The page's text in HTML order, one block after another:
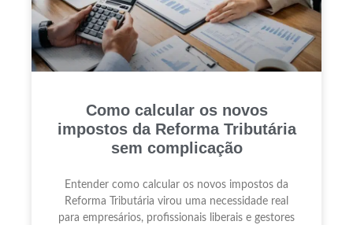
Como calcular os novos
impostos da Reforma Tributária
sem complicação
Entender como calcular os novos impostos da
Reforma Tributária virou uma necessidade real
para empresários, profissionais liberais e gestores